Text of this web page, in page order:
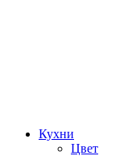
Кухни
Цвет